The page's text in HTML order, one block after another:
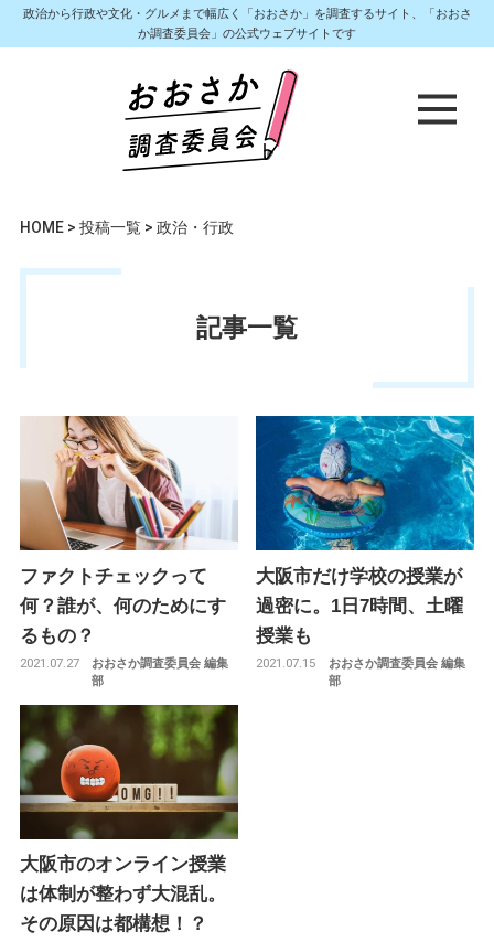
政治から行政や文化・グルメまで幅広く「おおさか」を調査するサイト、「おおさ
か調査委員会」の公式ウェブサイトです
HOME> 投稿一覧> 政治・行政
記事一覧
ファクトチェックって
何？誰が、何のためにす
るもの？
おおさか調査委員会 編集
部
2021.07.27
大阪市だけ学校の授業が
過密に。1日7時間、土曜
授業も
おおさか調査委員会 編集
部
2021.07.15
大阪市のオンライン授業
は体制が整わず大混乱。
その原因は都構想！？